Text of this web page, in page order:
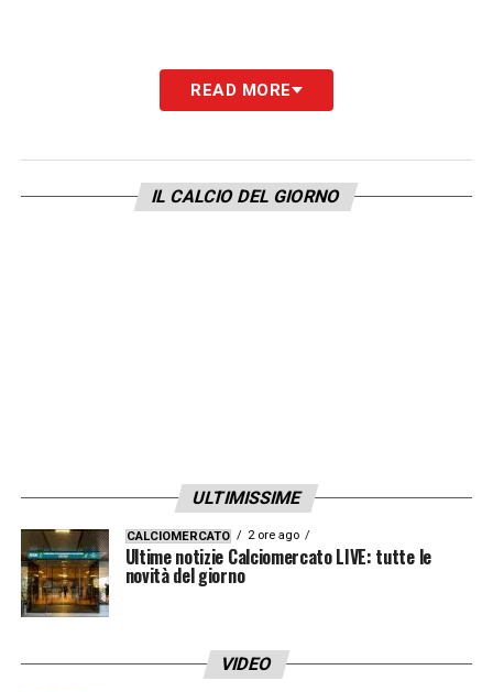
READ MORE
IL CALCIO DEL GIORNO
ULTIMISSIME
CALCIOMERCATO 2 ore ago
Ultime notizie Calciomercato LIVE: tutte le
novità del giorno
VIDEO